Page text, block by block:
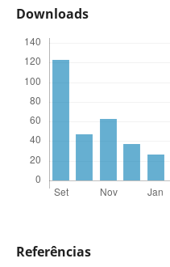
Downloads
Referências